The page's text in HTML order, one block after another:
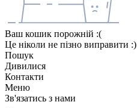
Ваш кошик порожній :(
Це ніколи не пізно виправити :)
Пошук
Дивилися
Контакти
Меню
Зв'язатись з нами